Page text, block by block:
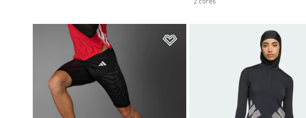
2 cores
Adicionar à Lista de Desejos